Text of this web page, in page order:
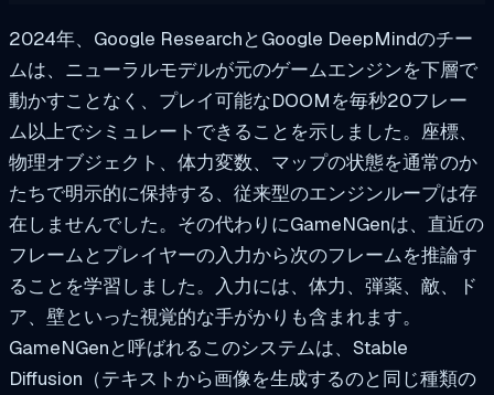
2024年、Google ResearchとGoogle DeepMindのチー
ムは、ニューラルモデルが元のゲームエンジンを下層で
動かすことなく、プレイ可能なDOOMを毎秒20フレー
ム以上でシミュレートできることを示しました。座標、
物理オブジェクト、体力変数、マップの状態を通常のか
たちで明示的に保持する、従来型のエンジンループは存
在しませんでした。その代わりにGameNGenは、直近の
フレームとプレイヤーの入力から次のフレームを推論す
ることを学習しました。入力には、体力、弾薬、敵、ド
ア、壁といった視覚的な手がかりも含まれます。
GameNGenと呼ばれるこのシステムは、Stable
Diffusion（テキストから画像を生成するのと同じ種類の